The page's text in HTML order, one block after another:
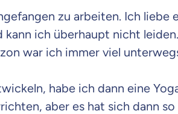
zu arbeiten. Ich liebe
kann ich überhaupt nicht
war ich immer viel
habe ich dann eine
aber es hat sich dann so